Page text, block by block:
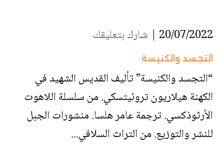
20/07/2022 | شارك بتعليقك
التجسد والكنيسة
“التجسد والكنيسة” تأليف القديس الشهيد في
الكهنة هيلاريون تروئيتسكي. من سلسلة اللاهوت
الأرثوذكسي. ترجمة عامر هلسا. منشورات الجبل
للنشر والتوزيع. من التراث السلافي...